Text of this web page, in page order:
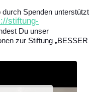
Spenden unterstützt
stiftung-
Du unser
zur Stiftung „BESSER